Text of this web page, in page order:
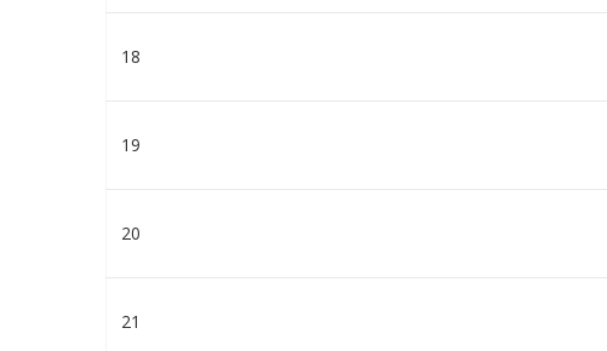
18
19
20
21